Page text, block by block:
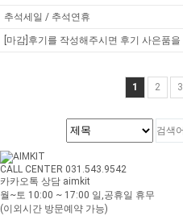
추석세일 / 추석연휴
[마감]후기를 작성해주시면 후기 사은품
1 2 3
CALL CENTER 031.543.9542
카카오톡 상담 aimkit
월~토 10:00 ~ 17:00 일,공휴일 휴무
(이외시간 방문예약 가능)